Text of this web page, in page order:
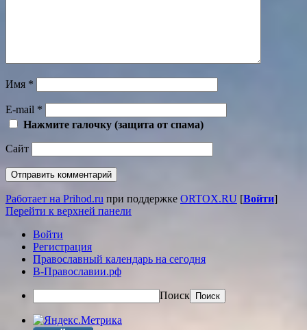
Имя *
E-mail *
Нажмите галочку (защита от спама)
Сайт
Работает на Prihod.ru при поддержке ORTOX.RU [Войти]
Перейти к верхней панели
Войти
Регистрация
Православный календарь на сегодня
В-Православии.рф
Поиск